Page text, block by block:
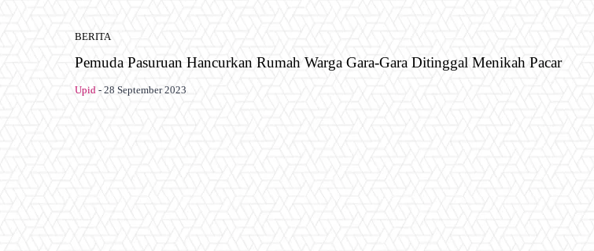
BERITA
Pemuda Pasuruan Hancurkan Rumah Warga Gara-Gara Ditinggal Menikah Pacar
Upid - 28 September 2023